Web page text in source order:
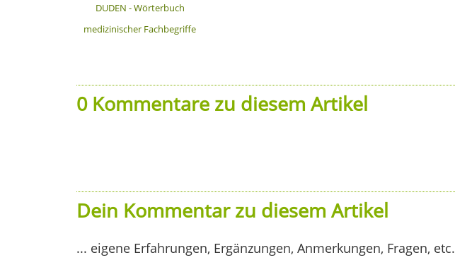
DUDEN - Wörterbuch
medizinischer Fachbegriffe
0 Kommentare zu diesem Artikel
Dein Kommentar zu diesem Artikel
... eigene Erfahrungen, Ergänzungen, Anmerkungen, Fragen, etc.